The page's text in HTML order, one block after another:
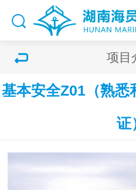
项目
基本安全Z01（熟悉
证